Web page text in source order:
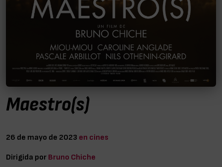
Maestro(s)
26 de mayo de 2023 en cines
Dirigida por Bruno Chiche